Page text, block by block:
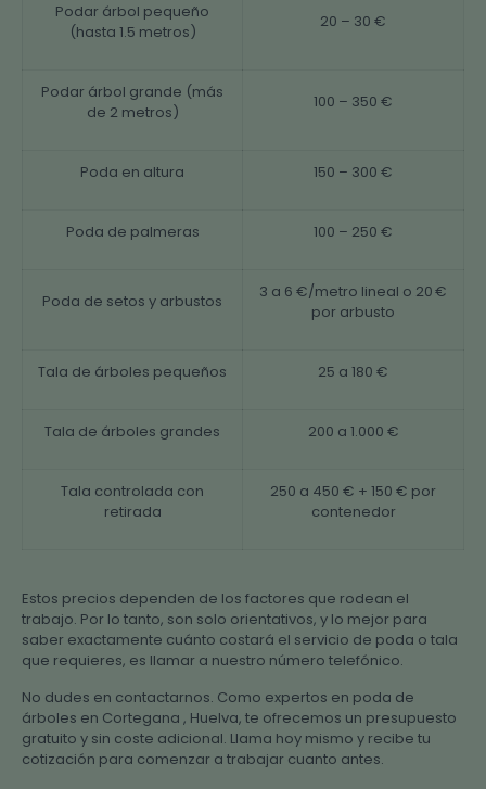
Podar árbol pequeño
(hasta 1.5 metros)
20 – 30 €
Podar árbol grande (más
de 2 metros)
100 – 350 €
Poda en altura 150 – 300 €
Poda de palmeras 100 – 250 €
Poda de setos y arbustos
3 a 6 €/metro lineal o 20 €
por arbusto
Tala de árboles pequeños 25 a 180 €
Tala de árboles grandes 200 a 1.000 €
Tala controlada con
retirada
250 a 450 € + 150 € por
contenedor
Estos precios dependen de los factores que rodean el
trabajo. Por lo tanto, son solo orientativos, y lo mejor para
saber exactamente cuánto costará el servicio de poda o tala
que requieres, es llamar a nuestro número telefónico.
No dudes en contactarnos. Como expertos en poda de
árboles en Cortegana , Huelva, te ofrecemos un presupuesto
gratuito y sin coste adicional. Llama hoy mismo y recibe tu
cotización para comenzar a trabajar cuanto antes.